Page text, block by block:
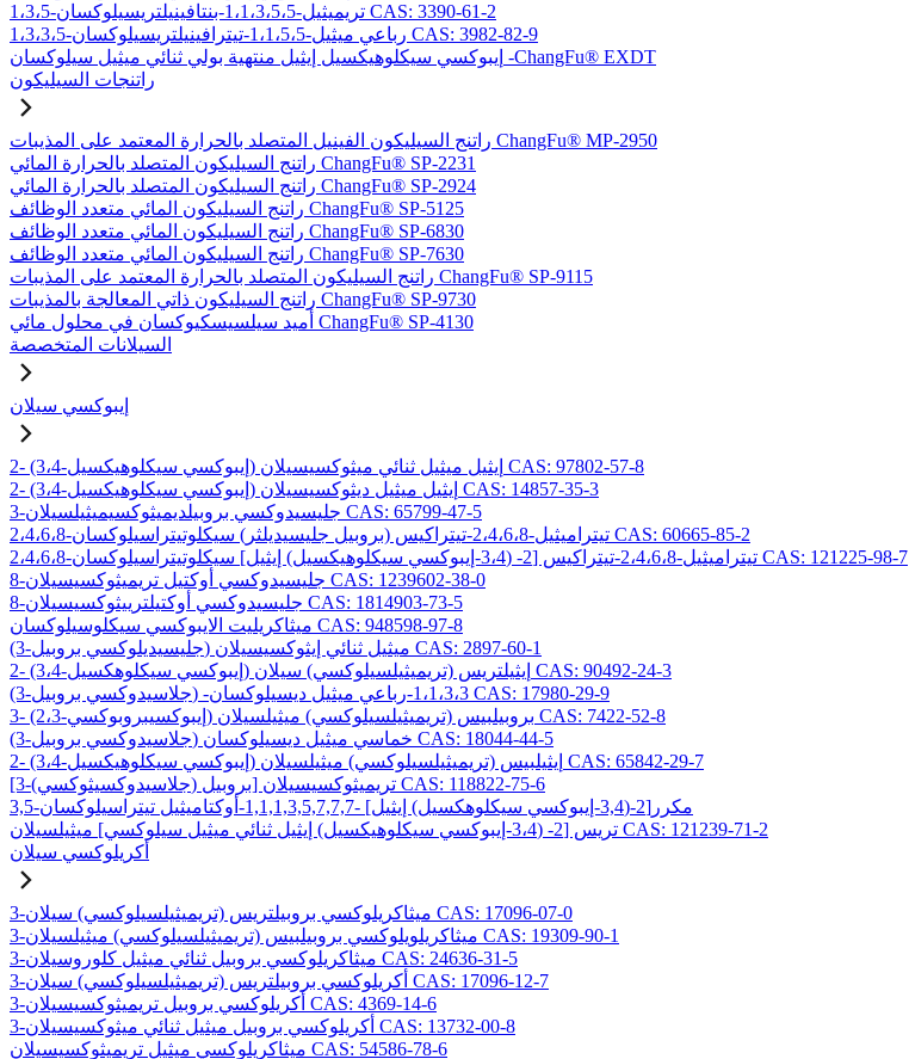
1،3،5-تريميثيل-1،1،3،5،5-بنتافينيلتريسيلوكسان CAS: 3390-61-2
1،3،3،5-رباعي ميثيل-1،1،5،5-تيترافينيلتريسيلوكسان CAS: 3982-82-9
إيبوكسي سيكلوهيكسيل إيثيل منتهية بولي ثنائي ميثيل سيلوكسان -ChangFu® EXDT
راتنجات السيليكون
راتنج السيليكون الفينيل المتصلد بالحرارة المعتمد على المذيبات ChangFu® MP-2950
راتنج السيليكون المتصلد بالحرارة المائي ChangFu® SP-2231
راتنج السيليكون المتصلد بالحرارة المائي ChangFu® SP-2924
راتنج السيليكون المائي متعدد الوظائف ChangFu® SP-5125
راتنج السيليكون المائي متعدد الوظائف ChangFu® SP-6830
راتنج السيليكون المائي متعدد الوظائف ChangFu® SP-7630
راتنج السيليكون المتصلد بالحرارة المعتمد على المذيبات ChangFu® SP-9115
راتنج السيليكون ذاتي المعالجة بالمذيبات ChangFu® SP-9730
أميد سيلسيسكيوكسان في محلول مائي ChangFu® SP-4130
السيلانات المتخصصة
إيبوكسي سيلان
2- (3،4-إيبوكسي سيكلوهيكسيل) إيثيل ميثيل ثنائي ميثوكسيسيلان CAS: 97802-57-8
2- (3،4-إيبوكسي سيكلوهيكسيل) إيثيل ميثيل ديثوكسيسيلان CAS: 14857-35-3
3-جليسيدوكسي بروبيلديميثوكسيميثيلسيلان CAS: 65799-47-5
2،4،6،8-تيتراميثيل-2،4،6،8-تيتراكيس (بروبيل جليسيديلثر) سيكلوتيتراسيلوكسان CAS: 60665-85-2
2،4،6،8-تيتراميثيل-2،4،6،8-تيتراكيس [2- (3،4-إيبوكسي سيكلوهيكسيل) إيثيل] سيكلوتيتراسيلوكسان CAS: 121225-98-7
8-جليسيدوكسي أوكتيل تريميثوكسيسيلان CAS: 1239602-38-0
8-جليسيدوكسي أوكتيلترييثوكسيسيلان CAS: 1814903-73-5
ميثاكريليت الايبوكسي سيكلوسيلوكسان CAS: 948598-97-8
(3-جليسيديلوكسي بروبيل) ميثيل ثنائي إيثوكسيسيلان CAS: 2897-60-1
2- (3،4-إيبوكسي سيكلوهكسيل) إيثيلتريس (تريميثيلسيلوكسي) سيلان CAS: 90492-24-3
(3-جلاسيدوكسي بروبيل) -1،1،3،3-رباعي ميثيل ديسيلوكسان CAS: 17980-29-9
3- (2،3-إيبوكسيبروبوكسي) بروبيلبيس (تريميثيلسيلوكسي) ميثيلسيلان CAS: 7422-52-8
(3-جلاسيدوكسي بروبيل) خماسي ميثيل ديسيلوكسان CAS: 18044-44-5
2- (3،4-إيبوكسي سيكلوهيكسيل) إيثيلبيس (تريميثيلسيلوكسي) ميثيلسيلان CAS: 65842-29-7
[3-(جلاسيدوكسيثوكسي) بروبيل] تريميثوكسيسيلان CAS: 118822-75-6
3,5-مكرر[2-(3,4-إيبوكسي سيكلوهكسيل) إيثيل] -1,1,1,3,5,7,7,7-أوكتاميثيل تيتراسيلوكسان
تريس [2- (3،4-إيبوكسي سيكلوهيكسيل) إيثيل ثنائي ميثيل سيلوكسي] ميثيلسيلان CAS: 121239-71-2
أكريلوكسي سيلان
3-ميثاكريلوكسي بروبيلتريس (تريميثيلسيلوكسي) سيلان CAS: 17096-07-0
3-ميثاكريلويلوكسي بروبيلبيس (تريميثيلسيلوكسي) ميثيلسيلان CAS: 19309-90-1
3-ميثاكريلوكسي بروبيل ثنائي ميثيل كلوروسيلان CAS: 24636-31-5
3-أكريلوكسي بروبيلتريس (تريميثيلسيلوكسي) سيلان CAS: 17096-12-7
3-أكريلوكسي بروبيل تريميثوكسيسيلان CAS: 4369-14-6
3-أكريلوكسي بروبيل ميثيل ثنائي ميثوكسيسيلان CAS: 13732-00-8
ميثاكريلوكسي ميثيل تريميثوكسيسيلان CAS: 54586-78-6